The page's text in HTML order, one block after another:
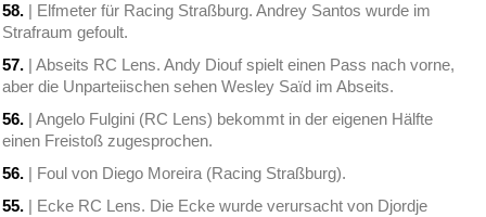
58. | Elfmeter für Racing Straßburg. Andrey Santos wurde im
Strafraum gefoult.
57. | Abseits RC Lens. Andy Diouf spielt einen Pass nach vorne,
aber die Unparteiischen sehen Wesley Saïd im Abseits.
56. | Angelo Fulgini (RC Lens) bekommt in der eigenen Hälfte
einen Freistoß zugesprochen.
56. | Foul von Diego Moreira (Racing Straßburg).
55. | Ecke RC Lens. Die Ecke wurde verursacht von Djordje